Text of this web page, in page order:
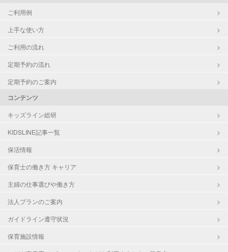
ご利用例
上手な使い方
ご利用の流れ
定期予約の流れ
定期予約のご案内
コンテンツ
キッズライン総研
KIDSLINE記事一覧
保活情報
保育士の働き方 キャリア
主婦の仕事選びや働き方
法人プランのご案内
ガイドライン遵守状況
保育施設情報